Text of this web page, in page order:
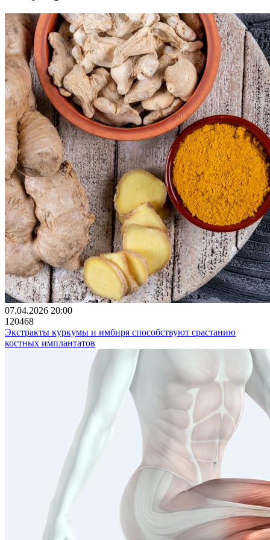
07.04.2026 20:00
120468
Экстракты куркумы и имбиря способствуют срастанию
костных имплантатов